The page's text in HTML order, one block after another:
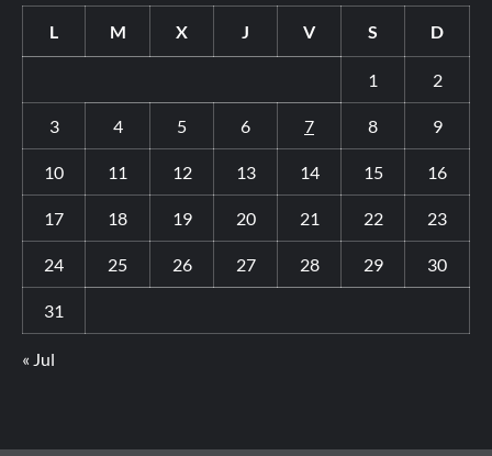
L M X J V S D
1 2
3 4 5 6 7 8 9
10 11 12 13 14 15 16
17 18 19 20 21 22 23
24 25 26 27 28 29 30
31
« Jul